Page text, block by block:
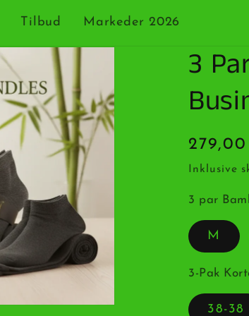
Tilbud Markeder 2026
3
Inklusive
3 par
M
3-Pak
38-38